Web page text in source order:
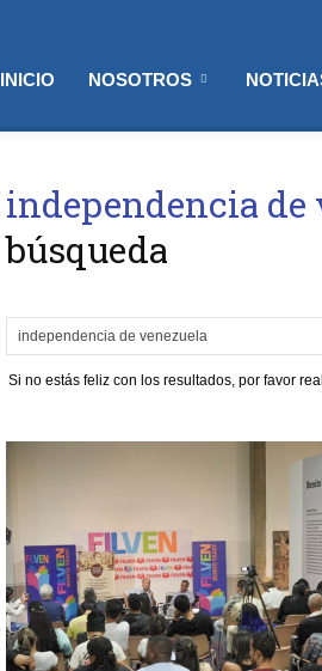
INICIO NOSOTROS
independencia de
búsqueda
Si no estás feliz con los resultados, por favor